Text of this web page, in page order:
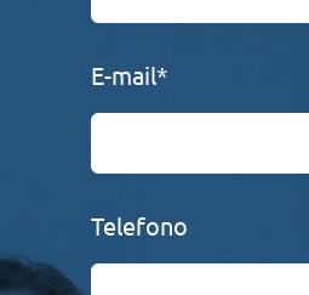
E-mail*
Telefono